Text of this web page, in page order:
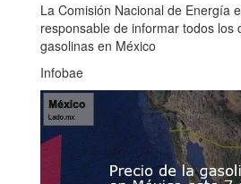
La Comisión Nacional de Energía
responsable de informar todos los
gasolinas en México
Infobae